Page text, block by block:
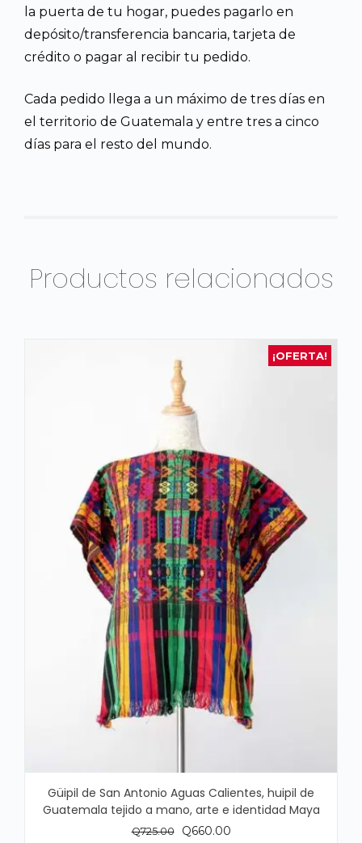
la puerta de tu hogar, puedes pagarlo en
depósito/transferencia bancaria, tarjeta de
crédito o pagar al recibir tu pedido.
Cada pedido llega a un máximo de tres días en
el territorio de Guatemala y entre tres a cinco
días para el resto del mundo.
Productos relacionados
¡OFERTA!
Güipil de San Antonio Aguas Calientes, huipil de
Guatemala tejido a mano, arte e identidad Maya
Q725.00
El
Q660.00El